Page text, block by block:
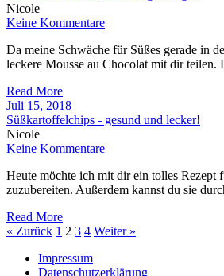
Nicole
Keine Kommentare
Da meine Schwäche für Süßes gerade in
leckere Mousse au Chocolat mit dir
Read More
Juli 15, 2018
Süßkartoffelchips - gesund und lecker!
Nicole
Keine Kommentare
Heute möchte ich mit dir ein tolles Rezept
zuzubereiten. Außerdem kannst du sie
Read More
« Zurück 1 2 3 4 Weiter »
Impressum
Datenschutzerklärung